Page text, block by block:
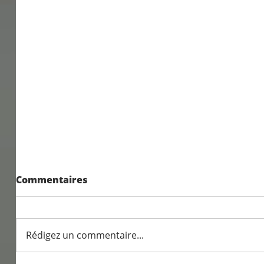
Résultats exceptionnels
Commentaires
Rédigez un commentaire...